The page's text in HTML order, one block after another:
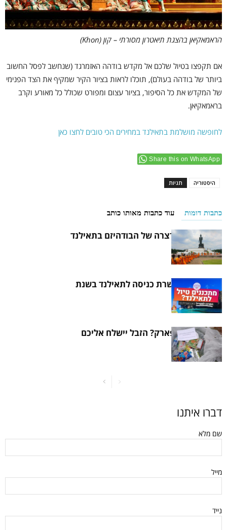
הראמאקיאן בהצגת תיאטרון מסורתי – קון (Khon)
אם תקפצו בטיול שלכם אל מקדש בודהה האזמרגד (שנחשב לפסל החשוב
ביותר של בודהה בעולם), תוכלו לראות בציור הקיר שמקיף את הצד הפנימי
של המקדש את כל הסיפור, בציור עצום ומפורט שכולל כל מאורע וקרב
בראמאקיאן.
לחופשה מושלמת בתאילנד במחירים הכי טובים לחצו כאן
Share this on WhatsApp
תגיות היסטוריה
כתבות דומות עוד כתבות מאותו כותב
היסטוריה קצרצרה של הבודהיזם בתאילנד
איך להוציא אשרת כניסה לתאילנד בשנת
2021
לכלתם את הפארק? הזבל יישלח אליכם
הביתה
דברו איתנו
שם מלא
מייל
נייד